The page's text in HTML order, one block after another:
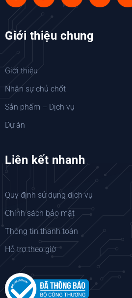
Giới thiệu chung
Giới thiệu
Nhân sự chủ chốt
Sản phẩm – Dịch vụ
Dự án
Liên kết nhanh
Quy định sử dụng dịch vụ
Chính sách bảo mật
Thông tin thanh toán
Hỗ trợ theo giờ